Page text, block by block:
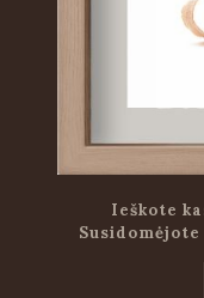
Ieškote